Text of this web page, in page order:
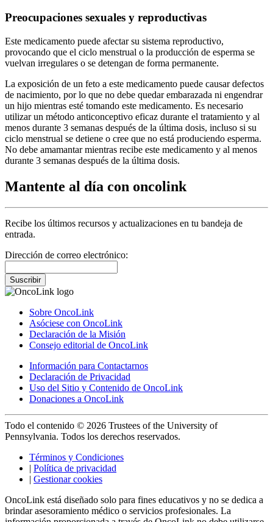
Preocupaciones sexuales y reproductivas
Este medicamento puede afectar su sistema reproductivo,
provocando que el ciclo menstrual o la producción de esperma se
vuelvan irregulares o se detengan de forma permanente.
La exposición de un feto a este medicamento puede causar defectos
de nacimiento, por lo que no debe quedar embarazada ni engendrar
un hijo mientras esté tomando este medicamento. Es necesario
utilizar un método anticonceptivo eficaz durante el tratamiento y al
menos durante 3 semanas después de la última dosis, incluso si su
ciclo menstrual se detiene o cree que no está produciendo esperma.
No debe amamantar mientras recibe este medicamento y al menos
durante 3 semanas después de la última dosis.
Mantente al día con oncolink
Recibe los últimos recursos y actualizaciones en tu bandeja de
entrada.
Dirección de correo electrónico:
Suscribir
Sobre OncoLink
Asóciese con OncoLink
Declaración de la Misión
Consejo editorial de OncoLink
Información para Contactarnos
Declaración de Privacidad
Uso del Sitio y Contenido de OncoLink
Donaciones a OncoLink
Todo el contenido © 2026 Trustees of the University of
Pennsylvania. Todos los derechos reservados.
Términos y Condiciones
| Política de privacidad
| Gestionar cookies
OncoLink está diseñado solo para fines educativos y no se dedica a
brindar asesoramiento médico o servicios profesionales. La